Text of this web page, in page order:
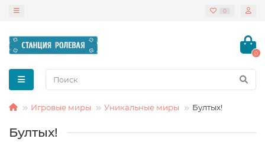
0
0
Игровые миры Уникальные миры Бултых!
Бултых!